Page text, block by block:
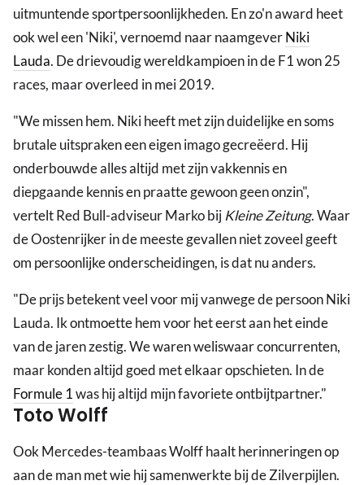
uitmuntende sportpersoonlijkheden. En zo'n award heet
ook wel een 'Niki', vernoemd naar naamgeverNiki
Lauda. De drievoudig wereldkampioen in de F1 won 25
races, maar overleed in mei 2019.
"We missen hem. Niki heeft met zijn duidelijke en soms
brutale uitspraken een eigen imago gecreëerd. Hij
onderbouwde alles altijd met zijn vakkennis en
diepgaande kennis en praatte gewoon geen onzin",
vertelt Red Bull-adviseur Marko bijKleine Zeitung. Waar
de Oostenrijker in de meeste gevallen niet zoveel geeft
om persoonlijke onderscheidingen, is dat nu anders.
"De prijs betekent veel voor mij vanwege de persoon Niki
Lauda. Ik ontmoette hem voor het eerst aan het einde
van de jaren zestig. We waren weliswaar concurrenten,
maar konden altijd goed met elkaar opschieten. In de
Formule 1was hij altijd mijn favoriete ontbijtpartner."
Toto Wolff
Ook Mercedes-teambaas Wolff haalt herinneringen op
aan de man met wie hij samenwerkte bij de Zilverpijlen.